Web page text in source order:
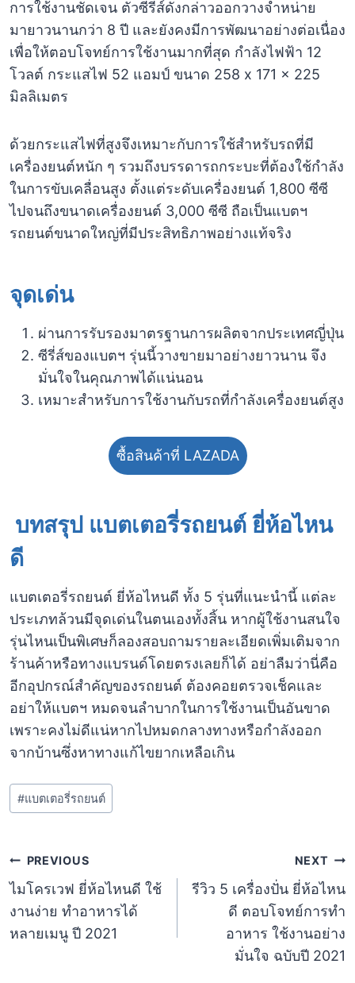
การใช้งานชัดเจน ตัวซีรี่ส์ดังกล่าวออกวางจำหน่าย
มายาวนานกว่า 8 ปี และยังคงมีการพัฒนาอย่างต่อเนื่อง
เพื่อให้ตอบโจทย์การใช้งานมากที่สุด กำลังไฟฟ้า 12
โวลต์ กระแสไฟ 52 แอมป์ ขนาด 258 x 171 x 225
มิลลิเมตร
ด้วยกระแสไฟที่สูงจึงเหมาะกับการใช้สำหรับรถที่มี
เครื่องยนต์หนัก ๆ รวมถึงบรรดารถกระบะที่ต้องใช้กำลัง
ในการขับเคลื่อนสูง ตั้งแต่ระดับเครื่องยนต์ 1,800 ซีซี
ไปจนถึงขนาดเครื่องยนต์ 3,000 ซีซี ถือเป็นแบตฯ
รถยนต์ขนาดใหญ่ที่มีประสิทธิภาพอย่างแท้จริง
จุดเด่น
ผ่านการรับรองมาตรฐานการผลิตจากประเทศญี่ปุ่น
ซีรี่ส์ของแบตฯ รุ่นนี้วางขายมาอย่างยาวนาน จึง
มั่นใจในคุณภาพได้แน่นอน
เหมาะสำหรับการใช้งานกับรถที่กำลังเครื่องยนต์สูง
ซื้อสินค้าที่ LAZADA
บทสรุป แบตเตอรี่รถยนต์ ยี่ห้อไหน
ดี
แบตเตอรี่รถยนต์ ยี่ห้อไหนดี ทั้ง 5 รุ่นที่แนะนำนี้ แต่ละ
ประเภทล้วนมีจุดเด่นในตนเองทั้งสิ้น หากผู้ใช้งานสนใจ
รุ่นไหนเป็นพิเศษก็ลองสอบถามรายละเอียดเพิ่มเติมจาก
ร้านค้าหรือทางแบรนด์โดยตรงเลยก็ได้ อย่าลืมว่านี่คือ
อีกอุปกรณ์สำคัญของรถยนต์ ต้องคอยตรวจเช็คและ
อย่าให้แบตฯ หมดจนลำบากในการใช้งานเป็นอันขาด
เพราะคงไม่ดีแน่หากไปหมดกลางทางหรือกำลังออก
จากบ้านซึ่งหาทางแก้ไขยากเหลือเกิน
Post
Tags:
#แบตเตอรี่รถยนต์
แนะแนว
เรื่อง
PREVIOUS
ไมโครเวฟ ยี่ห้อไหนดี ใช้
งานง่าย ทำอาหารได้
หลายเมนู ปี 2021
NEXT
รีวิว 5 เครื่องปั่น ยี่ห้อไหน
ดี ตอบโจทย์การทำ
อาหาร ใช้งานอย่าง
มั่นใจ ฉบับปี 2021